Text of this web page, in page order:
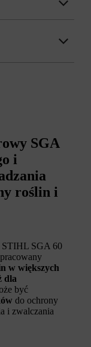
SGA
i
roślin i
STIHL SGA 60
w większych
dla
być
do ochrony
i zwalczania